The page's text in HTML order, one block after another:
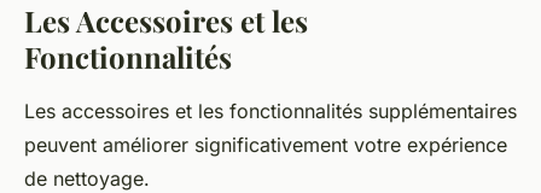
Les Accessoires et les
Fonctionnalités
Les accessoires et les fonctionnalités supplémentaires
peuvent améliorer significativement votre expérience
de nettoyage.